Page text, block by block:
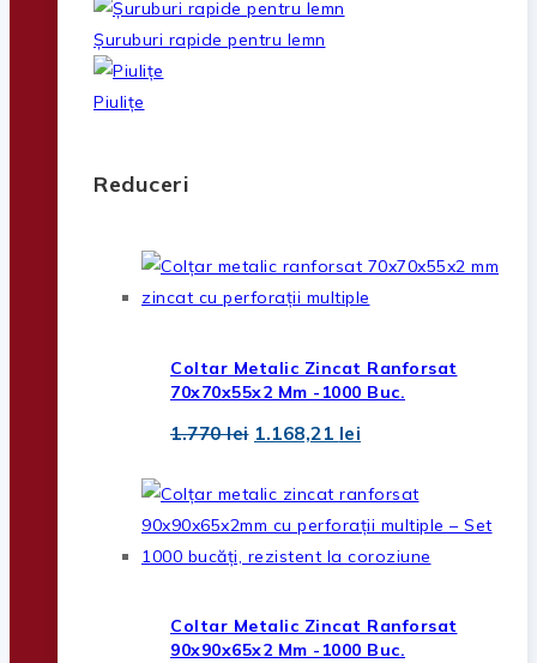
Șuruburi rapide pentru lemn
Piulițe
Reduceri
Coltar Metalic Zincat Ranforsat
70x70x55x2 Mm -1000 Buc.
1.770lei Prețul
inițial
fost:
1.168,21 lei
curent
1.168,21 lei.
Coltar Metalic Zincat Ranforsat
90x90x65x2 Mm -1000 Buc.